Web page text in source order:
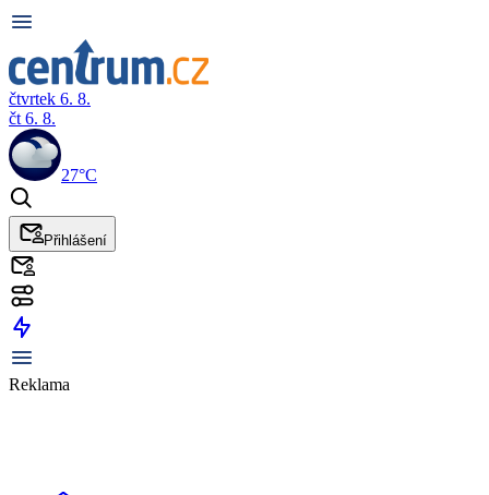
čtvrtek 6. 8.
čt 6. 8.
27°C
Přihlášení
Reklama